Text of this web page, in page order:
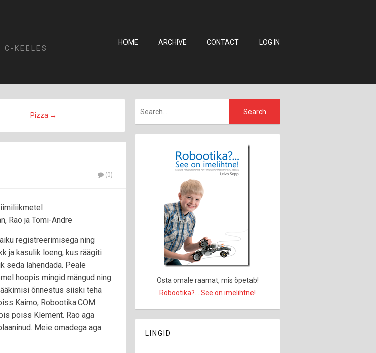
KEELES
HOME ARCHIVE CONTACT LOG IN
Pizza →
(0)
Rao ja Tomi-Andre
registreerimisega ning
ja kasulik loeng, kus räägiti
seda lahendada. Peale
hoopis mingid mängud ning
õnnestus siiski teha
Kaimo, Robootika.COM
poiss Klement. Rao aga
Meie omadega aga
Osta omale raamat, mis õpetab!
Robootika?... See on imelihtne!
LINGID